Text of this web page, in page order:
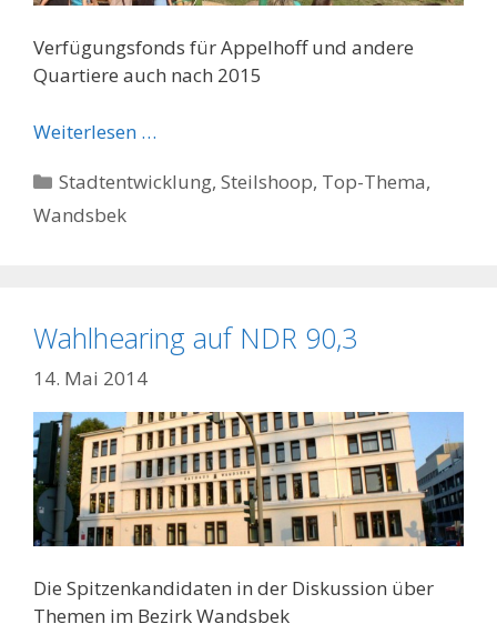
Verfügungsfonds für Appelhoff und andere
Quartiere auch nach 2015
Weiterlesen …
Kategorien
Stadtentwicklung,Steilshoop, Top-Thema,
Wandsbek
Wahlhearing auf NDR 90,3
14. Mai 2014
Die Spitzenkandidaten in der Diskussion über
Themen im Bezirk Wandsbek